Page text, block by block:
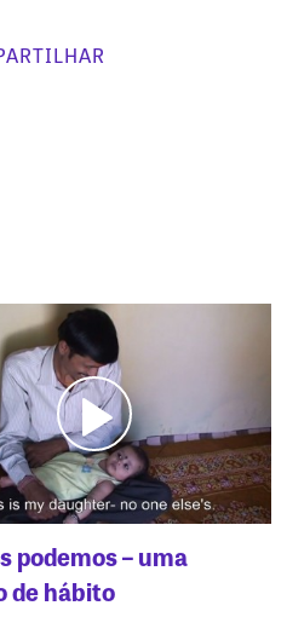
podemos – uma
de hábito